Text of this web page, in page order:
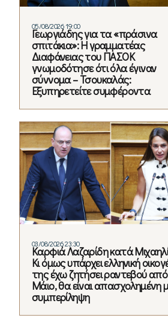
05/08/2026 19:00
Γεωργιάδης για τα «πράσινα
σπιτάκια»: Η γραμματέας
Διαφάνειας του ΠΑΣΟΚ
γνωμοδότησε ότι όλα έγιναν
σύννομα – Τσουκαλάς:
Εξυπηρετείτε συμφέροντα
03/08/2026 23:30
Καρφιά Λαζαρίδη κατά
Κι όμως υπάρχει ελληνική
της έχω ζητήσει ραντεβού
Μάιο, θα είναι απασχολημένη
συμπερίληψη